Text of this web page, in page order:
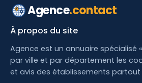
Agence.contact
À propos du site
Agence est un annuaire spécialisé
par ville et par département les
et avis des établissements partout